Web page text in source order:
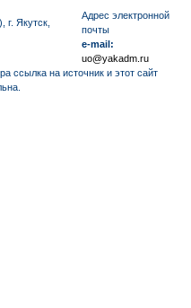
г. Якутск,
Aдрес электронной
почты
e-mail:
uo@yakadm.ru
ссылка на источник и этот сайт